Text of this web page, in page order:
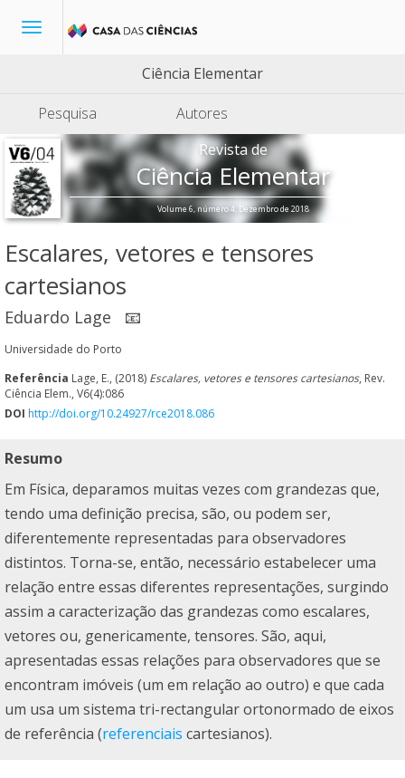
Toggle
Ciência Elementar
Pesquisa
Autores
Revista de
Ciência Elementar
Volume 6, número 4, Dezembro de 2018
Escalares, vetores e tensores
cartesianos
Eduardo Lage 📧
Universidade do Porto
Referência Lage, E., (2018) Escalares, vetores e tensores cartesianos, Rev.
Ciência Elem., V6(4):086
DOI http://doi.org/10.24927/rce2018.086
Resumo
Em Física, deparamos muitas vezes com grandezas que,
tendo uma definição precisa, são, ou podem ser,
diferentemente representadas para observadores
distintos. Torna-se, então, necessário estabelecer uma
relação entre essas diferentes representações, surgindo
assim a caracterização das grandezas como escalares,
vetores ou, genericamente, tensores. São, aqui,
apresentadas essas relações para observadores que se
encontram imóveis (um em relação ao outro) e que cada
um usa um sistema tri-rectangular ortonormado de eixos
de referência (referenciais cartesianos).